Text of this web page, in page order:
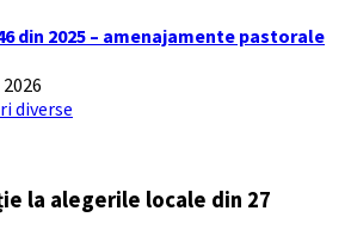
din 2025 – amenajamente pastorale
diverse
la alegerile locale din 27